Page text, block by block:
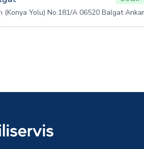
(Konya Yolu) No:181/A 06520 Balgat